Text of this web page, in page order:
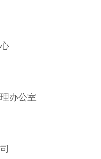
办公室